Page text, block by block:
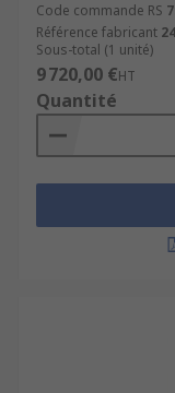
Code commande RS
Référence fabricant
Sous-total (1 unité)
9 720,00 €HT
Quantité